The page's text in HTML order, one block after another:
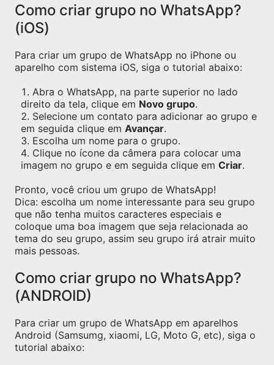
Como criar grupo no WhatsApp?
(iOS)
Para criar um grupo de WhatsApp no iPhone ou
aparelho com sistema iOS, siga o tutorial abaixo:
Abra o WhatsApp, na parte superior no lado
direito da tela, clique em Novo grupo.
Selecione um contato para adicionar ao grupo e
em seguida clique em Avançar.
Escolha um nome para o grupo.
Clique no ícone da câmera para colocar uma
imagem no grupo e em seguida clique em Criar.
Pronto, você criou um grupo de WhatsApp!
Dica: escolha um nome interessante para seu grupo
que não tenha muitos caracteres especiais e
coloque uma boa imagem que seja relacionada ao
tema do seu grupo, assim seu grupo irá atrair muito
mais pessoas.
Como criar grupo no WhatsApp?
(ANDROID)
Para criar um grupo de WhatsApp em aparelhos
Android (Samsumg, xiaomi, LG, Moto G, etc), siga o
tutorial abaixo: